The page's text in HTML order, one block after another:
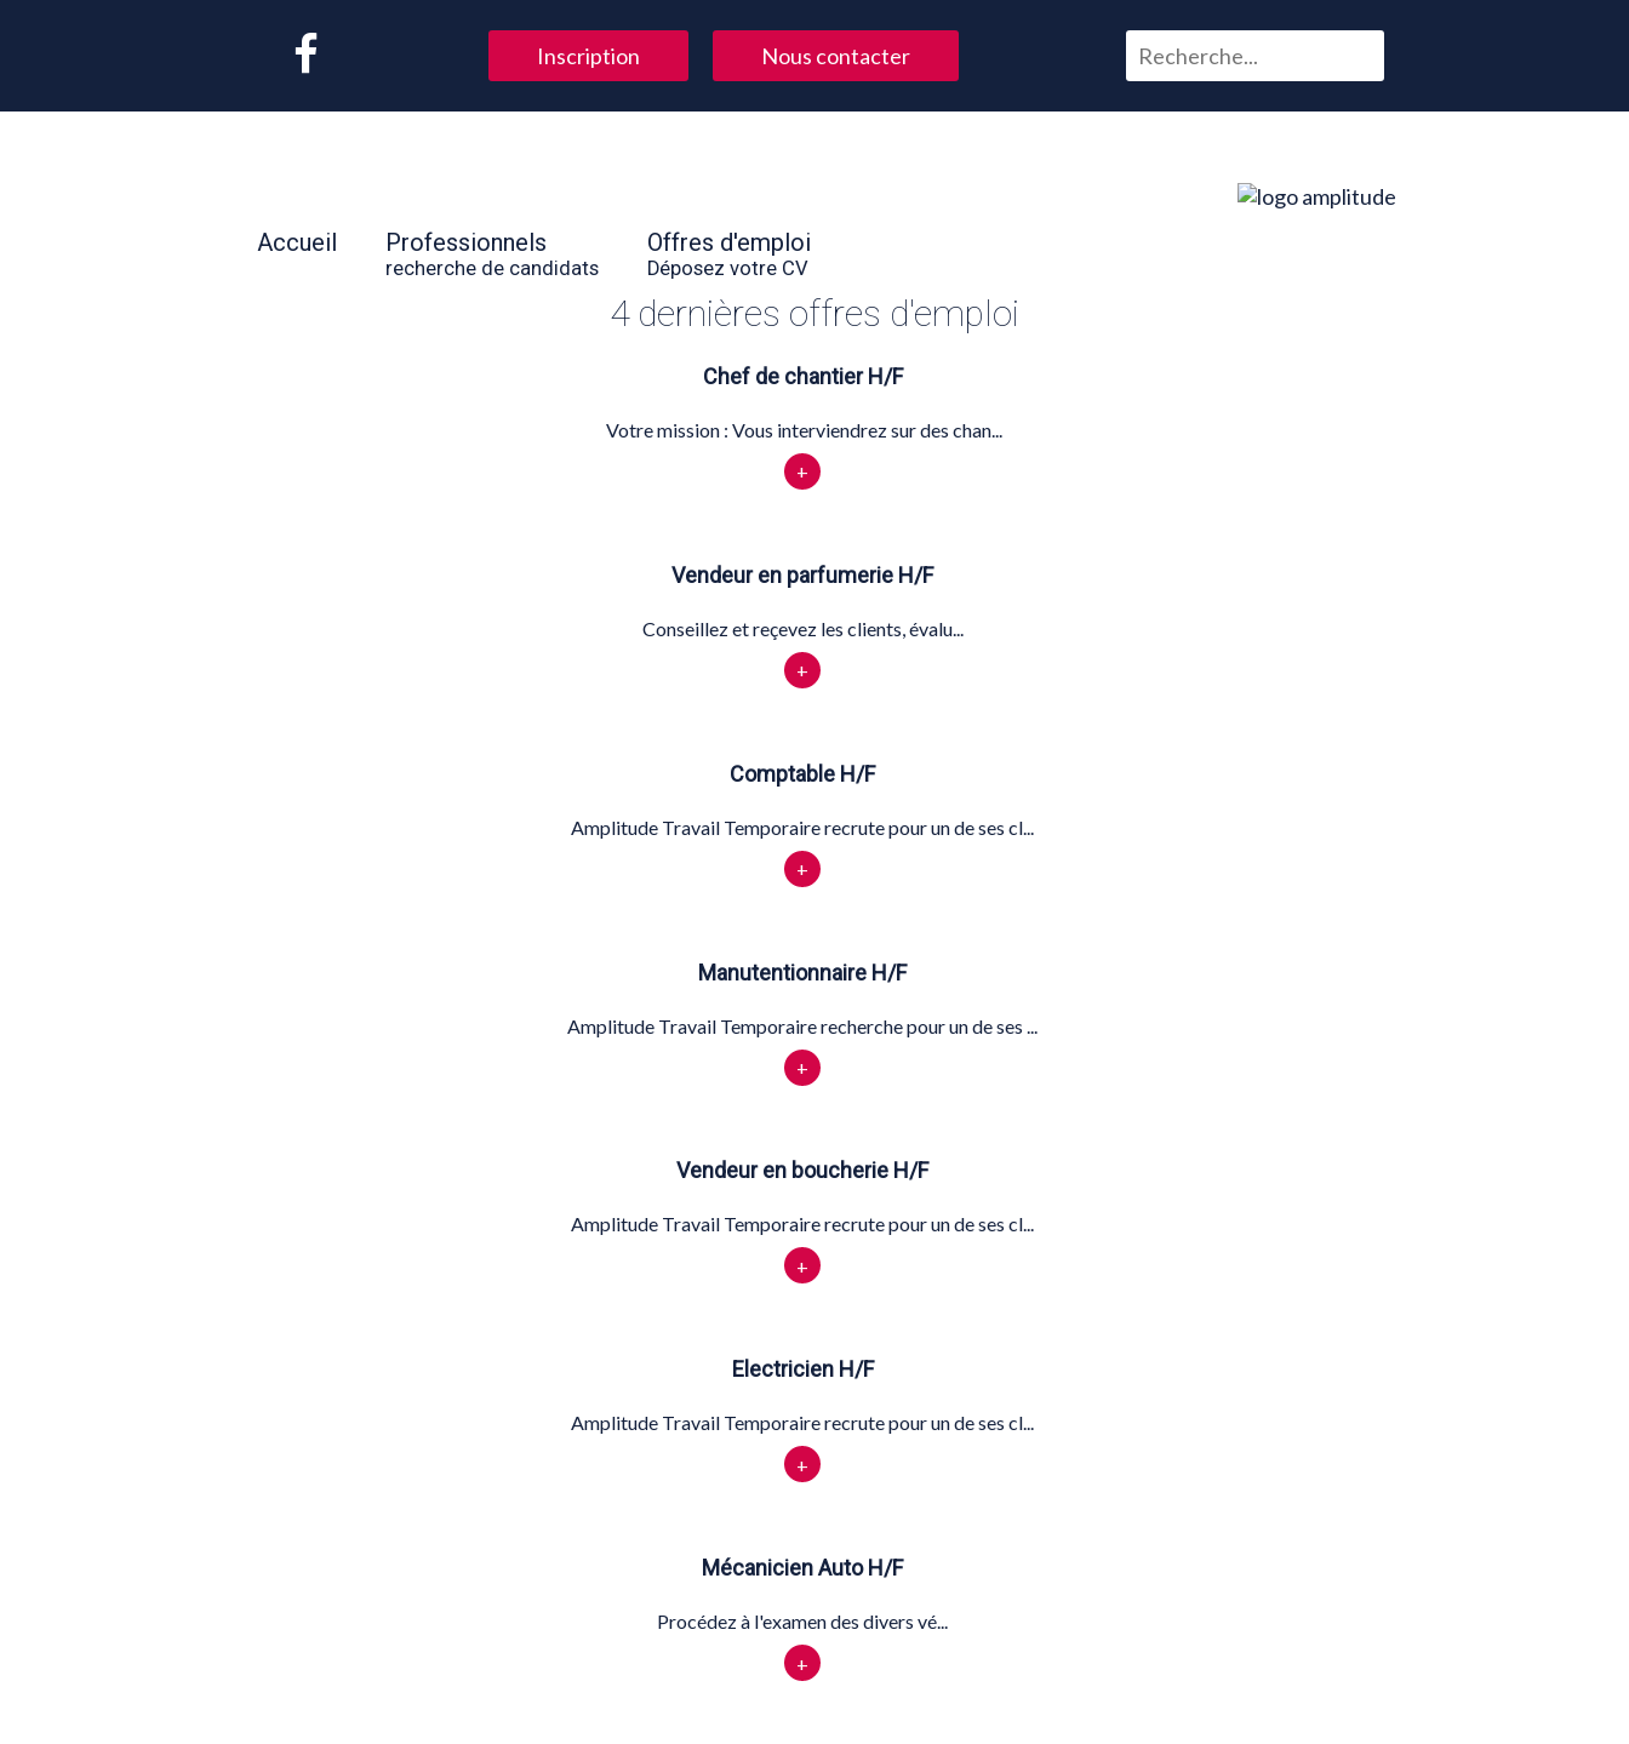
Inscription Nous contacter
Accueil Professionnels
recherche de candidats
Offres d'emploi
Déposez votre CV
4 dernières offres d'emploi
Chef de chantier H/F
Votre mission : Vous interviendrez sur des chan...
+
Vendeur en parfumerie H/F
Conseillez et reçevez les clients, évalu...
+
Comptable H/F
Amplitude Travail Temporaire recrute pour un de ses cl...
+
Manutentionnaire H/F
Amplitude Travail Temporaire recherche pour un de ses ...
+
Vendeur en boucherie H/F
Amplitude Travail Temporaire recrute pour un de ses cl...
+
Electricien H/F
Amplitude Travail Temporaire recrute pour un de ses cl...
+
Mécanicien Auto H/F
Procédez à l'examen des divers vé...
+